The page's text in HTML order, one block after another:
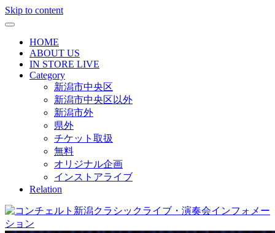
Skip to content
HOME
ABOUT US
IN STORE LIVE
Category
新潟市中央区
新潟市中央区以外
新潟市外
県外
チケット取扱
無料
オリジナル企画
インストアライブ
Relation